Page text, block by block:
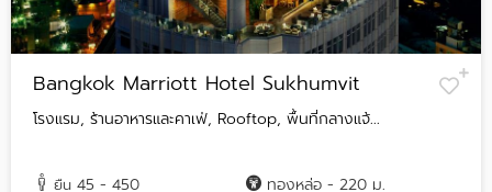
Bangkok Marriott Hotel Sukhumvit
โรงแรม, ร้านอาหารและคาเฟ่, Rooftop, พื้นที่กลางแจ้...
ยืน 45 - 450 ทองหล่อ - 220 ม.